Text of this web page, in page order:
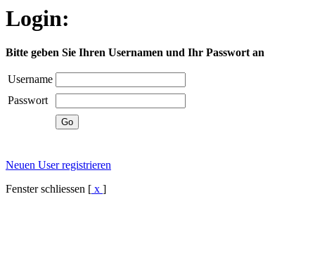
Login:
Bitte geben Sie Ihren Usernamen und Ihr Passwort an
Username
Passwort
Neuen User registrieren
Fenster schliessen [ x ]